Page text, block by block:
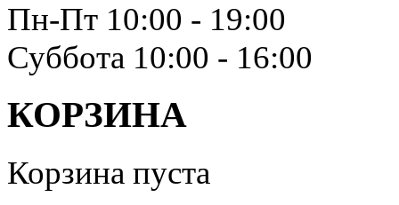
Пн-Пт 10:00 - 19:00
Суббота 10:00 - 16:00
КОРЗИНА
Корзина пуста